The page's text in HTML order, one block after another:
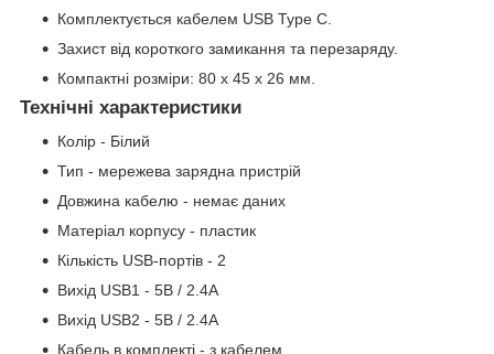
Комплектується кабелем USB Type C.
Захист від короткого замикання та перезаряду.
Компактні розміри: 80 х 45 х 26 мм.
Технічні характеристики
Колір - Білий
Тип - мережева зарядна пристрій
Довжина кабелю - немає даних
Матеріал корпусу - пластик
Кількість USB-портів - 2
Вихід USB1 - 5В / 2.4A
Вихід USB2 - 5В / 2.4A
Кабель в комплекті - з кабелем